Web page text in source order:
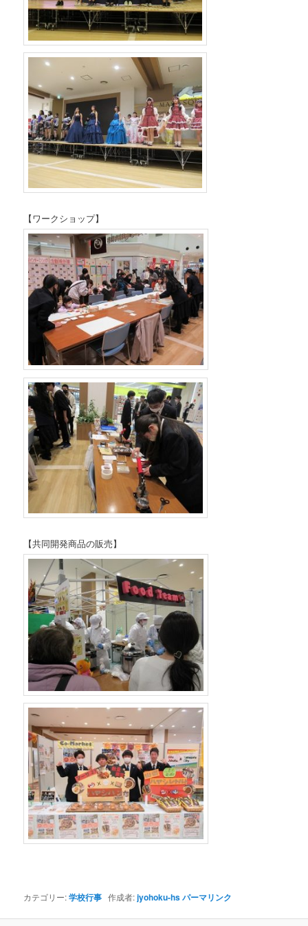
【ワークショップ】
【共同開発商品の販売】
カテゴリー:学校行事 作成者:jyohoku-hsパーマリンク